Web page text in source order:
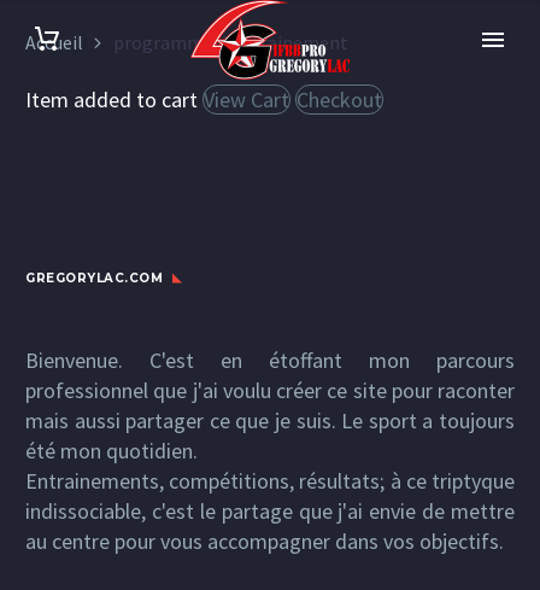
Accueil programme d'entrainement
Item added to cart View Cart Checkout
GREGORYLAC.COM
Bienvenue. C'est en étoffant mon parcours
professionnel que j'ai voulu créer ce site pour raconter
mais aussi partager ce que je suis. Le sport a toujours
été mon quotidien.
Entrainements, compétitions, résultats; à ce triptyque
indissociable, c'est le partage que j'ai envie de mettre
au centre pour vous accompagner dans vos objectifs.